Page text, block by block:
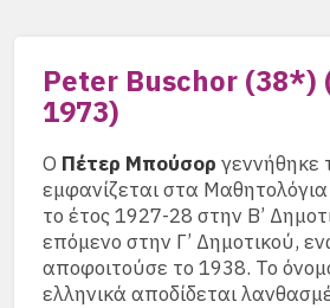
Peter Buschor (38*)
1973)
Ο Πέτερ Μπούσορ γεννήθηκε
εμφανίζεται στα
το έτος 1927-28 στην Β’
επόμενο στην Γ’ Δημοτικού,
αποφοιτούσε το 1938. Το
ελληνικά αποδίδεται